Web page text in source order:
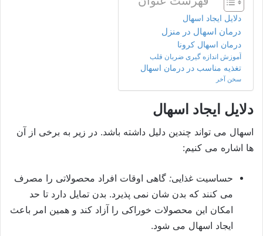
دلایل ایجاد اسهال
درمان اسهال در منزل
درمان اسهال کرونا
آموزش اندازه گیری ضربان قلب
تغذیه مناسب در درمان اسهال
سخن آخر
دلایل ایجاد اسهال
اسهال می تواند چندین دلیل داشته باشد. در زیر به برخی از آن
ها اشاره می کنیم:
حساسیت غذایی: گاهی اوقات افراد محصولاتی را مصرف
می کنند که بدن شان نمی پذیرد. بدن تمایل دارد تا حد
امکان این محصولات خوراکی را آزاد کند و همین امر باعث
ایجاد اسهال می شود.